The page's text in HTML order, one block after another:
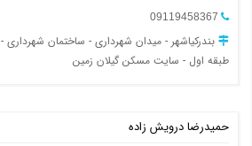
بندرکیاشهر - میدان شهرداری - ساختمان شهرداری -
طبقه اول - سایت مسکن گیلان زمین
حمیدرضا درویش زاده